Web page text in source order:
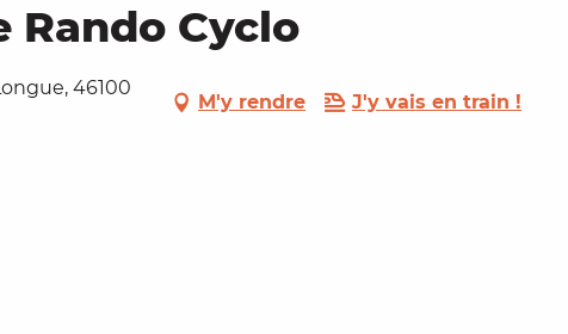
Rando Cyclo
46100
M'y rendre J'y vais en train !